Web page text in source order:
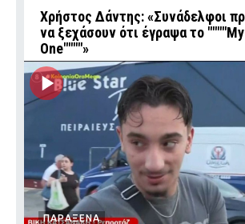
Χρήστος Δάντης: «Συνάδελφοι
να ξεχάσουν ότι έγραψα το
One""""»
ΠΑΡΑΞΕΝΑ